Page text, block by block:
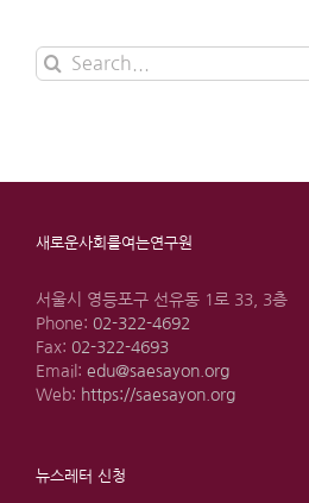
Search
for:
새로운사회를여는연구원
서울시 영등포구 선유동 1로 33, 3층
Phone: 02-322-4692
Fax: 02-322-4693
Email: edu@saesayon.org
Web: https://saesayon.org
뉴스레터 신청